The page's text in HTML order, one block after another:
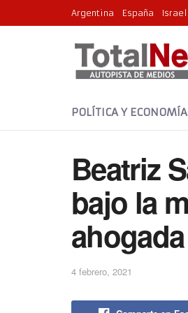
Argentina España Israel
POLÍTICA Y ECONOMÍA
Beatriz
bajo la
4 febrero, 2021